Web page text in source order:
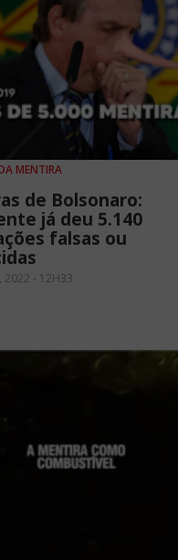
MENTIRA
de Bolsonaro:
já deu 5.140
falsas ou
2022 - 12H33